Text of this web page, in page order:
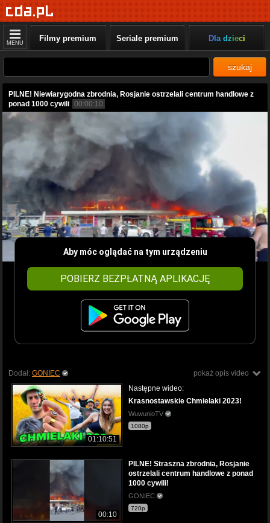
MENU Filmy premium Seriale premium Dla dzieci
szukaj
PILNE! Niewiarygodna zbrodnia, Rosjanie ostrzelali centrum handlowe z
ponad 1000 cywili 00:00:10
Aby móc oglądać na tym urządzeniu
POBIERZ BEZPŁATNĄ APLIKACJĘ
pokaż opis video
Dodał: GONIEC
01:10:51
Następne wideo:
Krasnostawskie Chmielaki 2023!
WuwunioTV
1080p
00:10
PILNE! Straszna zbrodnia, Rosjanie
ostrzelali centrum handlowe z ponad
1000 cywili!
GONIEC
720p